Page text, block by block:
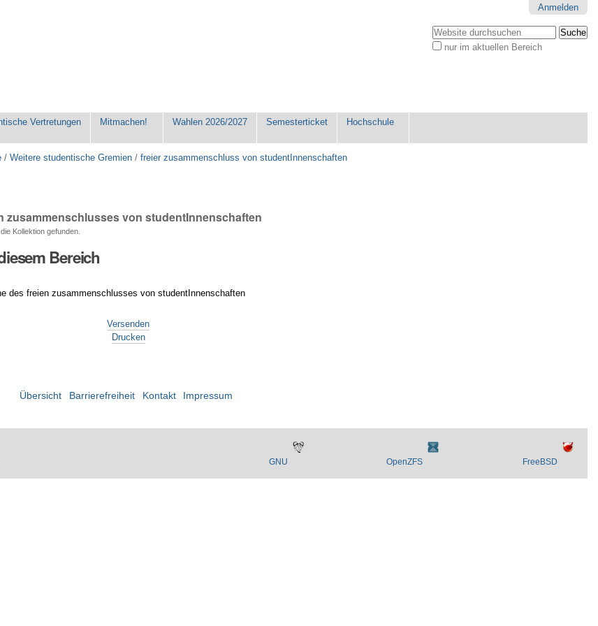
Anmelden
Website durchsuchen
nur im aktuellen Bereich
Vertretungen Mitmachen! Wahlen 2026/2027 Semesterticket Hochschule
/Weitere studentische Gremien /freier zusammenschluss von studentInnenschaften
zusammenschlusses von studentInnenschaften
Kollektion gefunden.
Bereich
des freien zusammenschlusses von studentInnenschaften
Versenden
Drucken
Übersicht Barrierefreiheit Kontakt Impressum
GNU OpenZFS FreeBSD